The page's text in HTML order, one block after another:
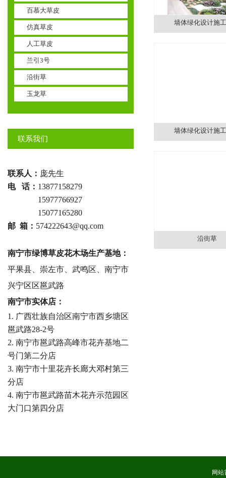
百慕大草皮
仿真草皮
人工草皮
兰引3号
沿街草
玉龙草
联系我们
联系人： 庞先生
电 话： 13877158279
15977766927
15077165280
邮 箱： 574222643@qq.com
南宁市绿博草皮花木场生产基地：
平果县、崇左市、武鸣区、南宁市
兴宁区区邕武路
南宁市实体店：
1. 广西壮族自治区南宁市西乡塘区
邕武路28-2号
2. 南宁市邕武路高峰市花卉基地二
号门第二分店
3. 南宁市十里花卉长廊大邓村第三
分店
4. 南宁市邕武路苗木花卉示范园区
大门口第四分店
墙体绿化设计施
墙体绿化设计施
沿街草
网站